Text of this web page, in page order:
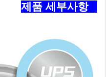
제품 세부사항